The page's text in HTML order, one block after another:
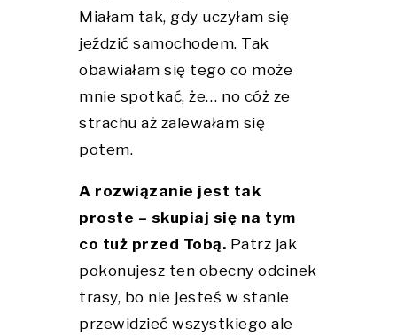
Miałam tak, gdy uczyłam się
jeździć samochodem. Tak
obawiałam się tego co może
mnie spotkać, że… no cóż ze
strachu aż zalewałam się
potem.
A rozwiązanie jest tak
proste – skupiaj się na tym
co tuż przed Tobą. Patrz jak
pokonujesz ten obecny odcinek
trasy, bo nie jesteś w stanie
przewidzieć wszystkiego ale